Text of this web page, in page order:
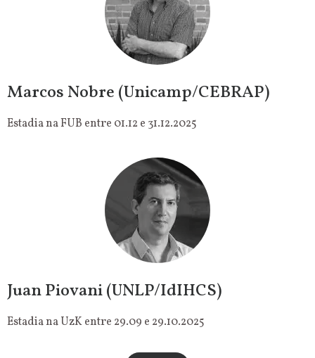
Marcos Nobre (Unicamp/CEBRAP)
Estadia na FUB entre 01.12 e 31.12.2025
Juan Piovani (UNLP/IdIHCS)
Estadia na UzK entre 29.09 e 29.10.2025